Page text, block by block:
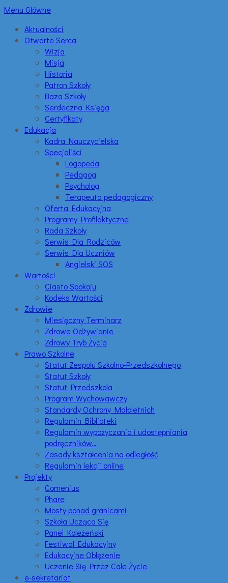
Menu Główne
Aktualności
Otwarte Serca
Wizja
Misja
Historia
Patron Szkoły
Baza Szkoły
Serdeczna Księga
Certyfikaty
Edukacja
Kadra Nauczycielska
Specjaliści
Logopeda
Pedagog
Psycholog
Terapeuta pedagogiczny
Oferta Edukacyjna
Programy Profilaktyczne
Rada Szkoły
Serwis Dla Rodziców
Serwis Dla Uczniów
Angielski SOS
Wartości
Ciasto Spokoju
Kodeks Wartości
Zdrowie
Miesięczny Terminarz
Zdrowe Odżywianie
Zdrowy Tryb Życia
Prawo Szkolne
Statut Zespołu Szkolno-Przedszkolnego
Statut Szkoły
Statut Przedszkola
Program Wychowawczy
Standardy Ochrony Małoletnich
Regulamin Biblioteki
Regulamin wypożyczania i udostępniania
podręczników…
Zasady kształcenia na odległość
Regulamin lekcji online
Projekty
Comenius
Phare
Mosty ponad granicami
Szkoła Ucząca Się
Panel Koleżeński
Festiwal Edukacyjny
Edukacyjne Oblężenie
Uczenie Się Przez Całe Życie
e-sekretariat